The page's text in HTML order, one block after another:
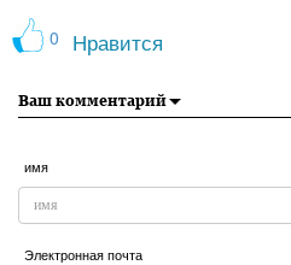
0 Нравится
Ваш комментарий
имя
Электронная почта